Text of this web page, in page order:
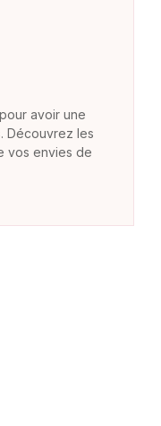
avoir une
Découvrez les
vos envies de